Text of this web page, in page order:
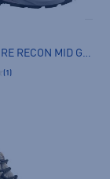
X-ADVENTURE RECON MID GTX W - korkeavartinen vaelluskenkä
(1)